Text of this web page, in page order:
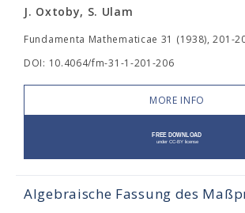
J. Oxtoby, S. Ulam
Fundamenta Mathematicae 31 (1938), 201-
DOI: 10.4064/fm-31-1-201-206
MORE INFO
Algebraische Fassung des